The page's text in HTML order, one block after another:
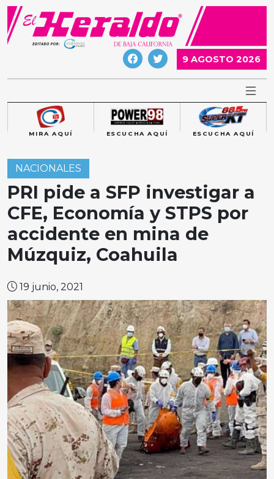
Skip
content
9 AGOSTO 2026
MIRA AQUÍ ESCUCHA AQUÍ ESCUCHA AQUÍ
NACIONALES
PRI pide a SFP investigar a
CFE, Economía y STPS por
accidente en mina de
Múzquiz, Coahuila
19 junio, 2021